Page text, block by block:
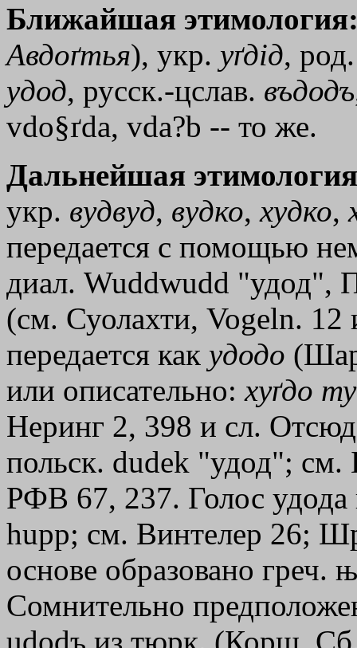
Ближайшая
Авдоґтья), укр. уґдiд,
удод, русск.-цслав. въдодъ
vdo§ґda, vda?b -- то же.
Дальнейшая
укр. вудвуд, вудко,худко,
передается с помощью
диал. Wuddwudd "удод",
(см. Суолахти, Vogeln. 12
передается как удодо
или описательно:хуґдо
Неринг 2, 398 и сл.
польск. dudek "удод";
РФВ 67, 237. Голос удода
huрр; см. Винтелер 26;
основе образовано греч.
Сомнительно
udodъ из тюрк. (Корш,